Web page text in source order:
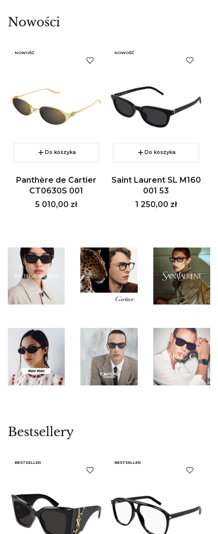
Nowości
NOWOŚĆ
Do koszyka
Panthère de Cartier
CT0630S 001
Cena
5 010,00 zł
NOWOŚĆ
Do koszyka
Saint Laurent SL M160
001 53
Cena
1 250,00 zł
Bestsellery
BESTSELLER BESTSELLER